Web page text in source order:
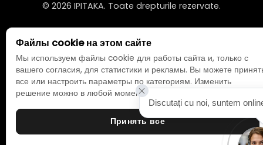
© 2026 IPITAKA. Toate drepturile rezervate.
Файлы cookie на этом сайте
Мы используем файлы cookie для работы сайта и, только с
вашего согласия, для статистики и рекламы. Вы можете
все или настроить параметры по категориям. Изменить
решение можно в любой момент кнопкой слева внизу.
Принять все
Discutați cu noi, suntem